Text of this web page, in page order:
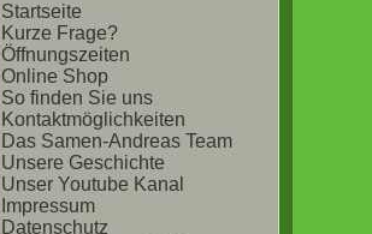
Startseite
Kurze Frage?
Öffnungszeiten
Online Shop
So finden Sie uns
Kontaktmöglichkeiten
Das Samen-Andreas Team
Unsere Geschichte
Unser Youtube Kanal
Impressum
Datenschutz